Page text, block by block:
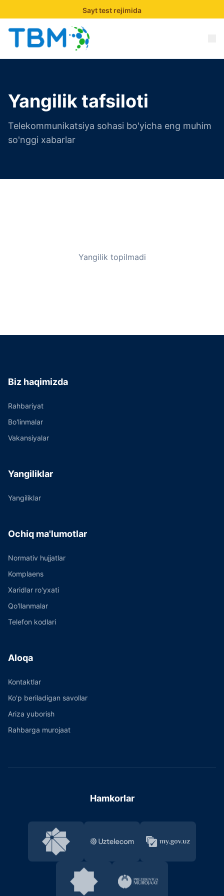
Sayt test rejimida
Yangilik tafsiloti
Telekommunikatsiya sohasi bo'yicha eng muhim
so'nggi xabarlar
Yangilik topilmadi
Biz haqimizda
Rahbariyat
Bo'linmalar
Vakansiyalar
Yangiliklar
Yangiliklar
Ochiq ma'lumotlar
Normativ hujjatlar
Komplaens
Xaridlar ro'yxati
Qo'llanmalar
Telefon kodlari
Aloqa
Kontaktlar
Ko'p beriladigan savollar
Ariza yuborish
Rahbarga murojaat
Hamkorlar